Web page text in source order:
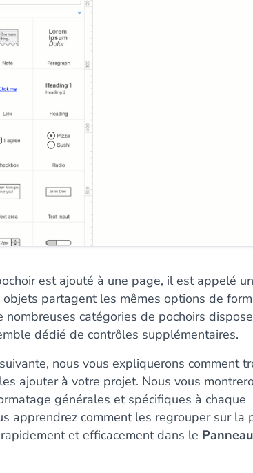
est ajouté à une page, il est appelé
objets partagent les mêmes options de
nombreuses catégories de pochoirs
dédié de contrôles supplémentaires.
nous vous expliquerons comment
ajouter à votre projet. Nous vous
générales et spécifiques à chaque
apprendrez comment les regrouper sur la
et efficacement dans le